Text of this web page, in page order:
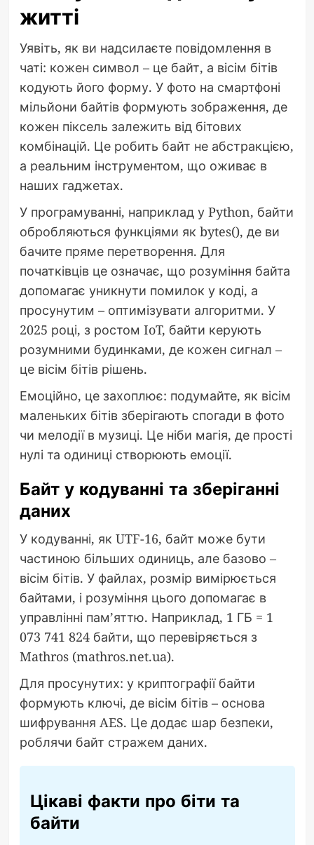
житті
Уявіть, як ви надсилаєте повідомлення в
чаті: кожен символ – це байт, а вісім бітів
кодують його форму. У фото на смартфоні
мільйони байтів формують зображення, де
кожен піксель залежить від бітових
комбінацій. Це робить байт не абстракцією,
а реальним інструментом, що оживає в
наших гаджетах.
У програмуванні, наприклад у Python, байти
обробляються функціями як bytes(), де ви
бачите пряме перетворення. Для
початківців це означає, що розуміння байта
допомагає уникнути помилок у коді, а
просунутим – оптимізувати алгоритми. У
2025 році, з ростом IoT, байти керують
розумними будинками, де кожен сигнал –
це вісім бітів рішень.
Емоційно, це захоплює: подумайте, як вісім
маленьких бітів зберігають спогади в фото
чи мелодії в музиці. Це ніби магія, де прості
нулі та одиниці створюють емоції.
Байт у кодуванні та зберіганні
даних
У кодуванні, як UTF-16, байт може бути
частиною більших одиниць, але базово –
вісім бітів. У файлах, розмір вимірюється
байтами, і розуміння цього допомагає в
управлінні пам’яттю. Наприклад, 1 ГБ = 1
073 741 824 байти, що перевіряється з
Mathros (mathros.net.ua).
Для просунутих: у криптографії байти
формують ключі, де вісім бітів – основа
шифрування AES. Це додає шар безпеки,
роблячи байт стражем даних.
Цікаві факти про біти та
байти